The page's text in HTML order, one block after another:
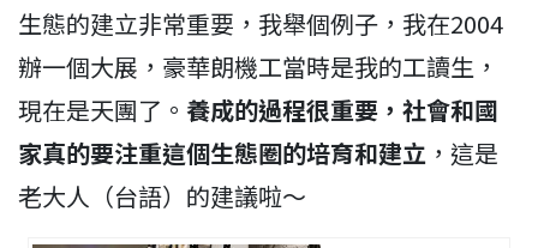
生態的建立非常重要，我舉個例子，我在2004
辦一個大展，豪華朗機工當時是我的工讀生，
現在是天團了。 養成的過程很重要，社會和國
家真的要注重這個生態圈的培育和建立 ，這是
老大人（台語）的建議啦～